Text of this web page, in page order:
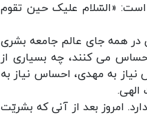
است: «السّلام علیک حین تقوم
در همه جای عالم جامعه‌ بشری
می کنند، چه بسیاری از
به مهدی، احساس نیاز به
امروز بعد از آنی که بشریّت